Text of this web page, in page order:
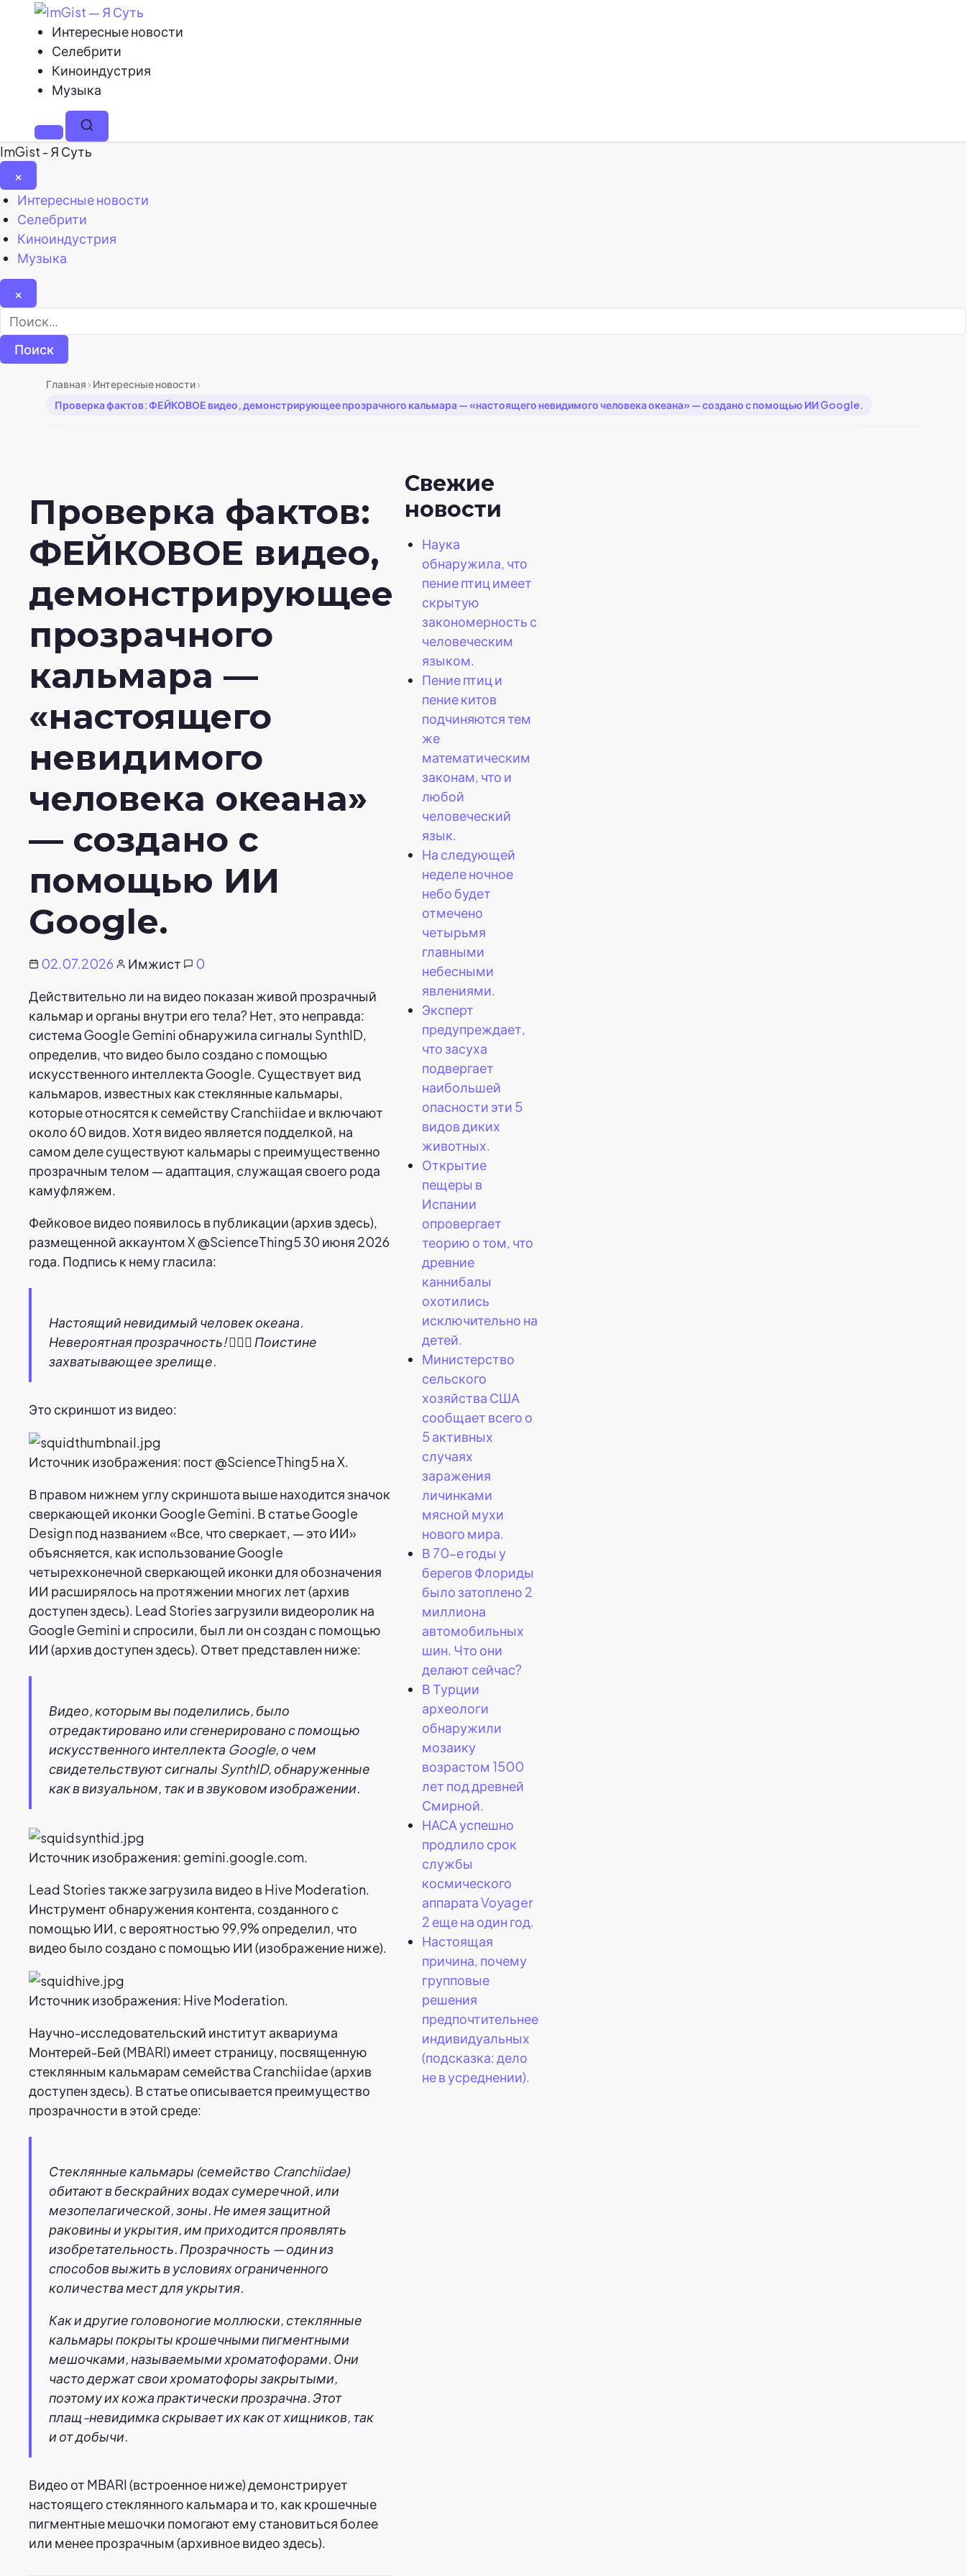
Интересные новости
Селебрити
Киноиндустрия
Музыка
МенюПоиск
ImGist - Я Суть
×
Закрыть
меню
Интересные новости
Селебрити
Киноиндустрия
Музыка
×
Найти:
Главная › Интересные новости›
Проверка фактов: ФЕЙКОВОЕ видео, демонстрирующее прозрачного кальмара — «настоящего невидимого человека океана» — создано с помощью ИИ Google.
Проверка фактов:
ФЕЙКОВОЕ видео,
демонстрирующее
прозрачного
кальмара —
«настоящего
невидимого
человека океана»
— создано с
помощью ИИ
Google.
02.07.2026 Имжист
0
Действительно ли на видео показан живой прозрачный
кальмар и органы внутри его тела? Нет, это неправда:
система Google Gemini обнаружила сигналы SynthID,
определив, что видео было создано с помощью
искусственного интеллекта Google. Существует вид
кальмаров, известных как стеклянные кальмары,
которые относятся к семейству Cranchiidae и включают
около 60 видов. Хотя видео является подделкой, на
самом деле существуют кальмары с преимущественно
прозрачным телом — адаптация, служащая своего рода
камуфляжем.
Фейковое видео появилось в публикации (архив здесь),
размещенной аккаунтом X @ScienceThing5 30 июня 2026
года. Подпись к нему гласила:
Настоящий невидимый человек океана.
Невероятная прозрачность! 🕵️‍♂️🐙 Поистине
захватывающее зрелище.
Это скриншот из видео:
Источник изображения: пост @ScienceThing5 на X.
В правом нижнем углу скриншота выше находится значок
сверкающей иконки Google Gemini. В статье Google
Design под названием «Все, что сверкает, — это ИИ»
объясняется, как использование Google
четырехконечной сверкающей иконки для обозначения
ИИ расширялось на протяжении многих лет (архив
доступен здесь). Lead Stories загрузили видеоролик на
Google Gemini и спросили, был ли он создан с помощью
ИИ (архив доступен здесь). Ответ представлен ниже:
Видео, которым вы поделились, было
отредактировано или сгенерировано с помощью
искусственного интеллекта Google, о чем
свидетельствуют сигналы SynthID, обнаруженные
как в визуальном, так и в звуковом изображении.
Источник изображения: gemini.google.com.
Lead Stories также загрузила видео в Hive Moderation.
Инструмент обнаружения контента, созданного с
помощью ИИ, с вероятностью 99,9% определил, что
видео было создано с помощью ИИ (изображение ниже).
Источник изображения: Hive Moderation.
Научно-исследовательский институт аквариума
Монтерей-Бей (MBARI) имеет страницу, посвященную
стеклянным кальмарам семейства Cranchiidae (архив
доступен здесь). В статье описывается преимущество
прозрачности в этой среде:
Стеклянные кальмары (семейство Cranchiidae)
обитают в бескрайних водах сумеречной, или
мезопелагической, зоны. Не имея защитной
раковины и укрытия, им приходится проявлять
изобретательность. Прозрачность — один из
способов выжить в условиях ограниченного
количества мест для укрытия.
Как и другие головоногие моллюски, стеклянные
кальмары покрыты крошечными пигментными
мешочками, называемыми хроматофорами. Они
часто держат свои хроматофоры закрытыми,
поэтому их кожа практически прозрачна. Этот
плащ-невидимка скрывает их как от хищников, так
и от добычи.
Видео от MBARI (встроенное ниже) демонстрирует
настоящего стеклянного кальмара и то, как крошечные
пигментные мешочки помогают ему становиться более
или менее прозрачным (архивное видео здесь).
Свежие
новости
Наука
обнаружила, что
пение птиц имеет
скрытую
закономерность с
человеческим
языком.
Пение птиц и
пение китов
подчиняются тем
же
математическим
законам, что и
любой
человеческий
язык.
На следующей
неделе ночное
небо будет
отмечено
четырьмя
главными
небесными
явлениями.
Эксперт
предупреждает,
что засуха
подвергает
наибольшей
опасности эти 5
видов диких
животных.
Открытие
пещеры в
Испании
опровергает
теорию о том, что
древние
каннибалы
охотились
исключительно на
детей.
Министерство
сельского
хозяйства США
сообщает всего о
5 активных
случаях
заражения
личинками
мясной мухи
нового мира.
В 70-е годы у
берегов Флориды
было затоплено 2
миллиона
автомобильных
шин. Что они
делают сейчас?
В Турции
археологи
обнаружили
мозаику
возрастом 1500
лет под древней
Смирной.
НАСА успешно
продлило срок
службы
космического
аппарата Voyager
2 еще на один год.
Настоящая
причина, почему
групповые
решения
предпочтительнее
индивидуальных
(подсказка: дело
не в усреднении).